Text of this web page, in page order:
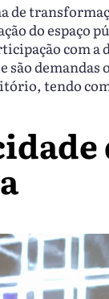
de
do espaço
com a
tendo